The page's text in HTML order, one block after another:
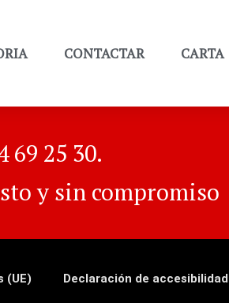
CONTACTAR CARTA
69 25 30.
y sin compromiso
(UE) Declaración de accesibilidad